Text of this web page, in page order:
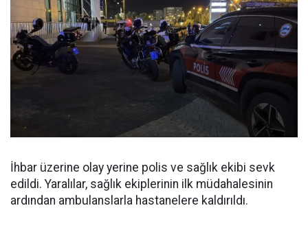
İhbar üzerine olay yerine polis ve sağlık ekibi sevk
edildi. Yaralılar, sağlık ekiplerinin ilk müdahalesinin
ardından ambulanslarla hastanelere kaldırıldı.